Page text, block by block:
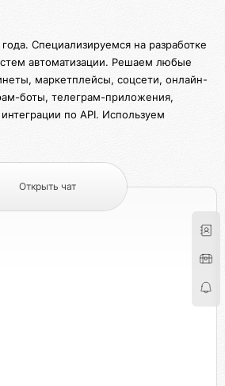
Специализируемся на разработке
автоматизации. Решаем любые
маркетплейсы, соцсети, онлайн-
боты, телеграм-приложения,
по API. Используем
Открыть чат